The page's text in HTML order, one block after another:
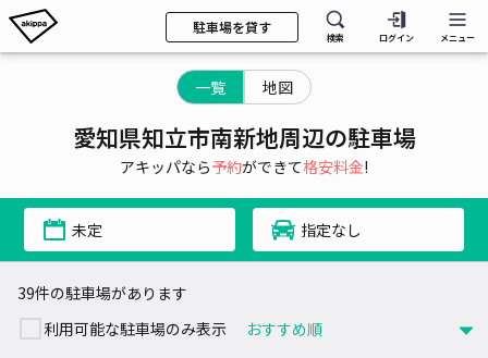
駐車場を貸す
検索 ログイン メニュー
一覧 地図
愛知県知立市南新地周辺の駐車場
アキッパなら予約ができて格安料金!
未定 指定なし
39件の駐車場があります
利用可能な駐車場のみ表示